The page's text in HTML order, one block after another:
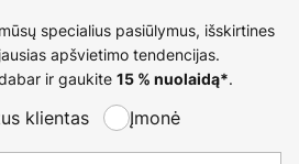
specialius pasiūlymus, išskirtines
apšvietimo tendencijas.
ir gaukite 15 % nuolaidą*.
klientas Įmonė